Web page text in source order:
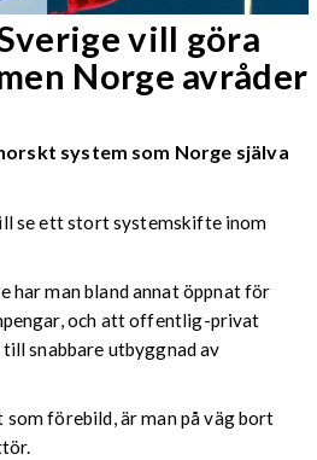
vill göra
Norge avråder
system som Norge själva
se ett stort systemskifte inom
har man bland annat öppnat för
och att offentlig-privat
snabbare utbyggnad av
som förebild, är man på väg bort